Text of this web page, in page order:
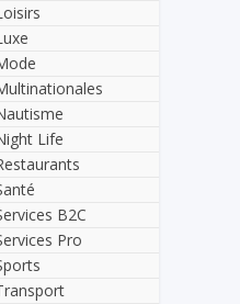
Life
B2C
Pro